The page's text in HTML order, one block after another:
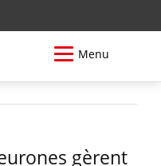
Menu
gèrent